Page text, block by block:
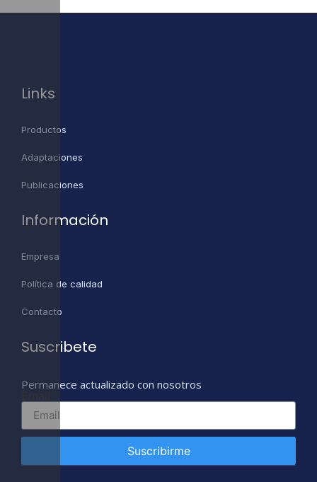
Links
Productos
Adaptaciones
Publicaciones
Información
Empresa
Política de calidad
Contacto
Suscribete
Permanece actualizado con nosotros
Suscribirme